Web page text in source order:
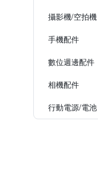
攝影機/空拍機
手機配件
數位週邊配件
相機配件
行動電源/電池